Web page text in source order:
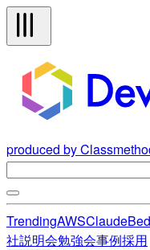
produced by
TrendingAWSClaude
社説明会勉強会事例採用